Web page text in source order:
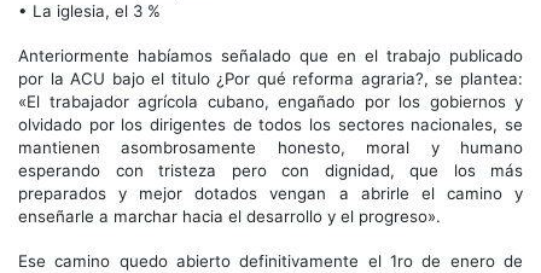
• La iglesia, el 3 %
Anteriormente habíamos señalado que en el trabajo publicado
por la ACU bajo el titulo ¿Por qué reforma agraria?, se plantea:
«El trabajador agrícola cubano, engañado por los gobiernos y
olvidado por los dirigentes de todos los sectores nacionales, se
mantienen asombrosamente honesto, moral y humano
esperando con tristeza pero con dignidad, que los más
preparados y mejor dotados vengan a abrirle el camino y
enseñarle a marchar hacia el desarrollo y el progreso».
Ese camino quedo abierto definitivamente el 1ro de enero de